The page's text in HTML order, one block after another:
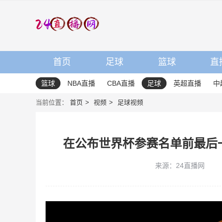
首页 足球 篮球 直
篮球 NBA直播 CBA直播 足球 英超直播 中
当前位置： 首页 视频 足球视频
在公布世界杯参赛名单前最
来源：24直播网